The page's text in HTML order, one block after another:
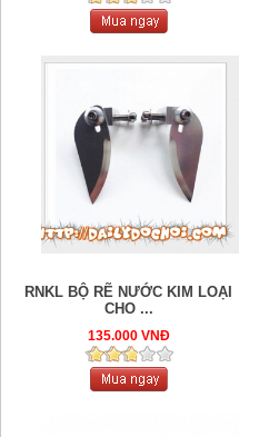
RNKL BỘ RẼ NƯỚC KIM LOẠI
CHO ...
135.000 VNĐ